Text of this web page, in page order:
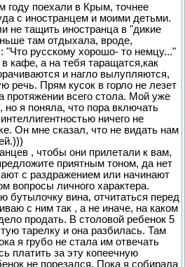
году поехали в Крым, точнее
с иностранцем и моими детьми.
не тащить иностранца в "дикие
там отдыхала, вроде,
"Что русскому хорошо- то немцу..."
кафе, а на тебя таращатся,как
и нагло вылупляются,
речь. Прям кусок в горло не лезет
протяжении всего стола. Мой уже
но я поняла, что пора включать
ничего не
Он мне сказал, что не видать нам
, чтобы они прилетали к вам,
приятным тоном, да нет
с раздражением или начинают
вопросы личного характера.
бутылочку вина, отчитаться перед
с ним так , а не иначе, на каком
продать. В столовой ребенок 5
тарелку и она разбилась. Там
я грубо не стала им отвечать
платить за эту копеечную
не порезался. Пока я собирала